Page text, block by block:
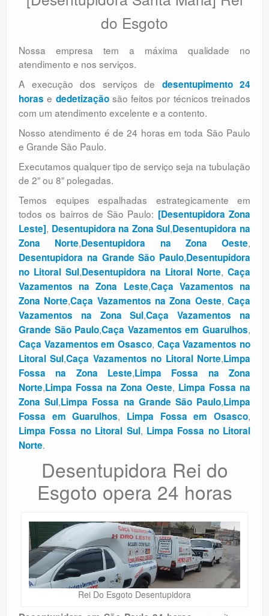
do Esgoto
Nossa empresa tem a máxima qualidade no
atendimento e nos serviços.
A execução dos serviços de desentupimento 24
horas e dedetizaçãosão feitos por técnicos treinados
com um atendimento excelente e a contento.
Nosso atendimento é de 24 horas em toda São Paulo
e Grande São Paulo.
Executamos qualquer tipo de serviço seja na tubulação
de 2″ ou 8″ polegadas.
Temos equipes espalhadas estrategicamente em
todos os bairros de São Paulo: [Desentupidora Zona
Leste], Desentupidora na Zona Sul,Desentupidora na
Zona Norte,Desentupidora na Zona Oeste,
Desentupidora na Grande São Paulo,Desentupidora
no Litoral Sul,Desentupidora na Litoral Norte, Caça
Vazamentos na Zona Leste,Caça Vazamentos na
Zona Norte,Caça Vazamentos na Zona Oeste,Caça
Vazamentos na Zona Sul,Caça Vazamentos na
Grande São Paulo,Caça Vazamentos em Guarulhos,
Caça Vazamentos em Osasco, Caça Vazamentos no
Litoral Sul,Caça Vazamentos no Litoral Norte,Limpa
Fossa na Zona Leste,Limpa Fossa na Zona
Norte,Limpa Fossa na Zona Oeste, Limpa Fossa na
Zona Sul,Limpa Fossa na Grande São Paulo,Limpa
Fossa em Guarulhos, Limpa Fossa em Osasco,
Limpa Fossa no Litoral Sul, Limpa Fossa no Litoral
Norte.
Desentupidora Rei do
Esgoto opera 24 horas
Rei Do Esgoto Desentupidora